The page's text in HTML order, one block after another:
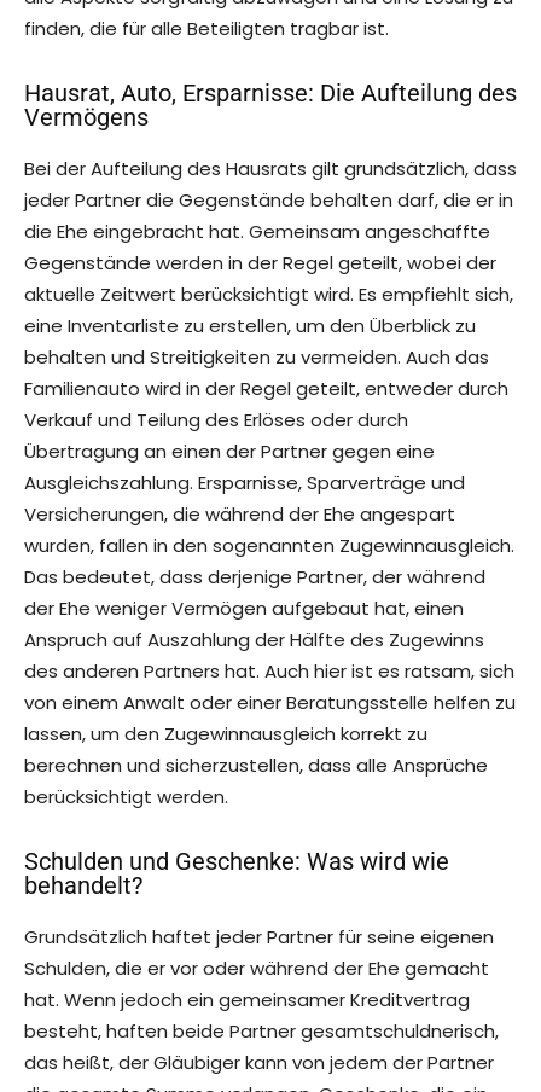
finden, die für alle Beteiligten tragbar ist.
Hausrat, Auto, Ersparnisse: Die Aufteilung des
Vermögens
Bei der Aufteilung des Hausrats gilt grundsätzlich, dass
jeder Partner die Gegenstände behalten darf, die er in
die Ehe eingebracht hat. Gemeinsam angeschaffte
Gegenstände werden in der Regel geteilt, wobei der
aktuelle Zeitwert berücksichtigt wird. Es empfiehlt sich,
eine Inventarliste zu erstellen, um den Überblick zu
behalten und Streitigkeiten zu vermeiden. Auch das
Familienauto wird in der Regel geteilt, entweder durch
Verkauf und Teilung des Erlöses oder durch
Übertragung an einen der Partner gegen eine
Ausgleichszahlung. Ersparnisse, Sparverträge und
Versicherungen, die während der Ehe angespart
wurden, fallen in den sogenannten Zugewinnausgleich.
Das bedeutet, dass derjenige Partner, der während
der Ehe weniger Vermögen aufgebaut hat, einen
Anspruch auf Auszahlung der Hälfte des Zugewinns
des anderen Partners hat. Auch hier ist es ratsam, sich
von einem Anwalt oder einer Beratungsstelle helfen zu
lassen, um den Zugewinnausgleich korrekt zu
berechnen und sicherzustellen, dass alle Ansprüche
berücksichtigt werden.
Schulden und Geschenke: Was wird wie
behandelt?
Grundsätzlich haftet jeder Partner für seine eigenen
Schulden, die er vor oder während der Ehe gemacht
hat. Wenn jedoch ein gemeinsamer Kreditvertrag
besteht, haften beide Partner gesamtschuldnerisch,
das heißt, der Gläubiger kann von jedem der Partner